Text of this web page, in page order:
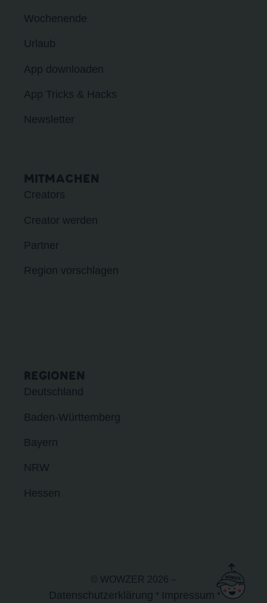
Wochenende
Urlaub
App downloaden
App Tricks & Hacks
Newsletter
MITMACHEN
Creators
Creator werden
Partner
Region vorschlagen
REGIONEN
Deutschland
Baden-Württemberg
Bayern
NRW
Hessen
© WOWZER 2026 –
Datenschutzerklärung * Impressum *